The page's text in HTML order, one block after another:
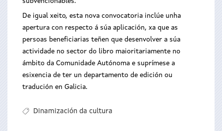
De igual xeito, esta nova convocatoria inclúe unha
apertura con respecto á súa aplicación, xa que as
persoas beneficiarias teñen que desenvolver a súa
actividade no sector do libro maioritariamente no
ámbito da Comunidade Autónoma e suprímese a
esixencia de ter un departamento de edición ou
tradución en Galicia.
Dinamización da cultura